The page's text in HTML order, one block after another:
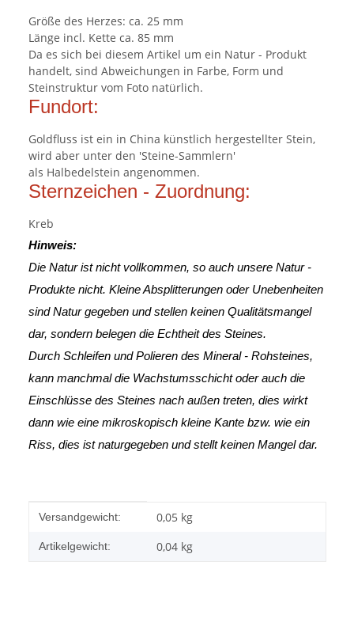
Größe des Herzes: ca. 25 mm
Länge incl. Kette ca. 85 mm
Da es sich bei diesem Artikel um ein Natur - Produkt
handelt, sind Abweichungen in Farbe, Form und
Steinstruktur vom Foto natürlich.
Fundort:
Goldfluss ist ein in China künstlich hergestellter Stein,
wird aber unter den 'Steine-Sammlern'
als Halbedelstein angenommen.
Sternzeichen - Zuordnung:
Kreb
Hinweis:
Die Natur ist nicht vollkommen, so auch unsere Natur -
Produkte nicht. Kleine Absplitterungen oder Unebenheiten
sind Natur gegeben und stellen keinen Qualitätsmangel
dar, sondern belegen die Echtheit des Steines.
Durch Schleifen und Polieren des Mineral - Rohsteines,
kann manchmal die Wachstumsschicht oder auch die
Einschlüsse des Steines nach außen treten, dies wirkt
dann wie eine mikroskopisch kleine Kante bzw. wie ein
Riss, dies ist naturgegeben und stellt keinen Mangel dar.
Produkteigenschaft
Wert
Versandgewicht: 0,05 kg
Artikelgewicht: 0,04 kg